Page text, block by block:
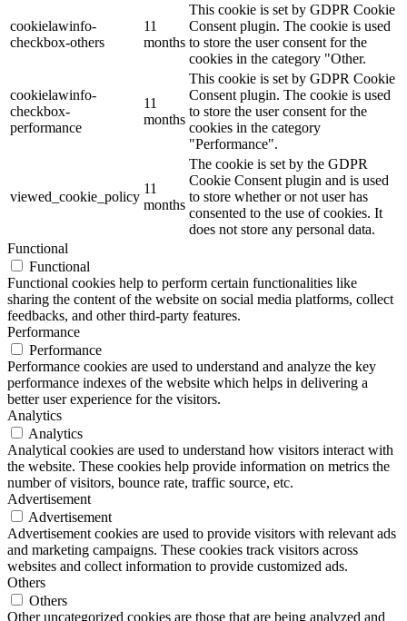
cookielawinfo-
checkbox-others
11
months
This cookie is set by GDPR Cookie
Consent plugin. The cookie is used
to store the user consent for the
cookies in the category "Other.
cookielawinfo-
checkbox-
performance
11
months
This cookie is set by GDPR Cookie
Consent plugin. The cookie is used
to store the user consent for the
cookies in the category
"Performance".
viewed_cookie_policy
11
months
The cookie is set by the GDPR
Cookie Consent plugin and is used
to store whether or not user has
consented to the use of cookies. It
does not store any personal data.
Functional
Functional
Functional cookies help to perform certain functionalities like
sharing the content of the website on social media platforms, collect
feedbacks, and other third-party features.
Performance
Performance
Performance cookies are used to understand and analyze the key
performance indexes of the website which helps in delivering a
better user experience for the visitors.
Analytics
Analytics
Analytical cookies are used to understand how visitors interact with
the website. These cookies help provide information on metrics the
number of visitors, bounce rate, traffic source, etc.
Advertisement
Advertisement
Advertisement cookies are used to provide visitors with relevant ads
and marketing campaigns. These cookies track visitors across
websites and collect information to provide customized ads.
Others
Others
Other uncategorized cookies are those that are being analyzed and